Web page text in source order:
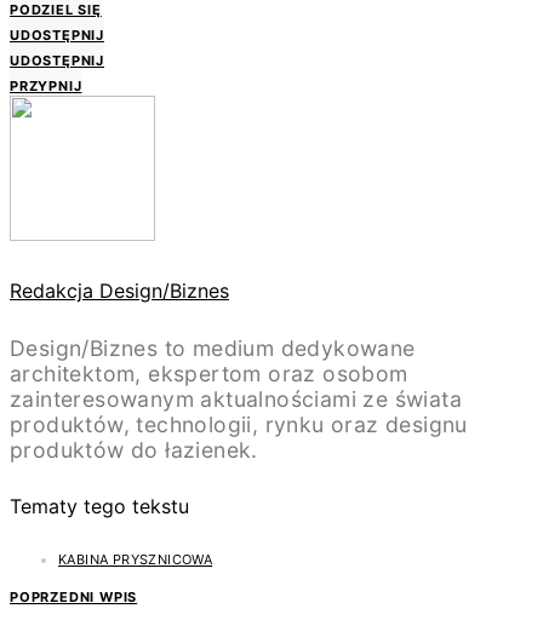
PODZIEL SIĘ
UDOSTĘPNIJ
UDOSTĘPNIJ
PRZYPNIJ
Redakcja Design/Biznes
Design/Biznes to medium dedykowane
architektom, ekspertom oraz osobom
zainteresowanym aktualnościami ze świata
produktów, technologii, rynku oraz designu
produktów do łazienek.
Tematy tego tekstu
KABINA PRYSZNICOWA
POPRZEDNI WPIS